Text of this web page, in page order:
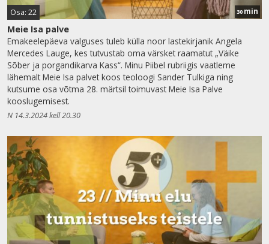
Osa: 22 30 min
Meie Isa palve
Emakeelepäeva valguses tuleb külla noor lastekirjanik Angela
Mercedes Lauge, kes tutvustab oma värsket raamatut „Väike
Sõber ja porgandikarva Kass“. Minu Piibel rubriigis vaatleme
lähemalt Meie Isa palvet koos teoloogi Sander Tulkiga ning
kutsume osa võtma 28. märtsil toimuvast Meie Isa Palve
kooslugemisest.
N 14.3.2024 kell 20.30